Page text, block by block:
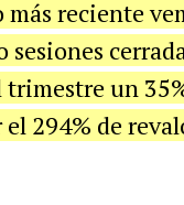
reciente
un
294% de